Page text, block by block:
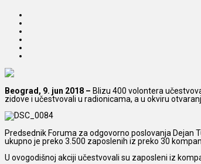
Beograd, 9. jun 2018 – Blizu 400 volontera
zidove i učestvovali u radionicama, a u okviru
Predsednik Foruma za odgovorno poslovanja Dejan
ukupno je preko 3.500 zaposlenih iz preko 30
U ovogodišnoj akciji učestvovali su zaposleni iz